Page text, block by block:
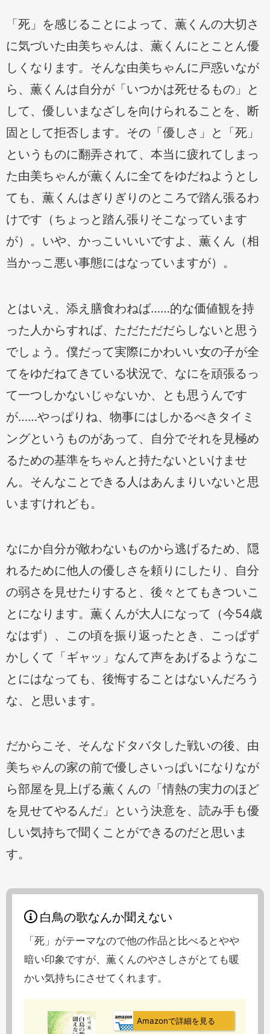
「死」を感じることによって、薫くんの大切さ
に気づいた由美ちゃんは、薫くんにとことん優
しくなります。そんな由美ちゃんに戸惑いなが
ら、薫くんは自分が「いつかは死せるもの」と
して、優しいまなざしを向けられることを、断
固として拒否します。その「優しさ」と「死」
というものに翻弄されて、本当に疲れてしまっ
た由美ちゃんが薫くんに全てをゆだねようとし
ても、薫くんはぎりぎりのところで踏ん張るわ
けです（ちょっと踏ん張りそこなっています
が）。いや、かっこいいいですよ、薫くん（相
当かっこ悪い事態にはなっていますが）。
とはいえ、添え膳食わねば……的な価値観を持
った人からすれば、ただただだらしないと思う
でしょう。僕だって実際にかわいい女の子が全
てをゆだねてきている状況で、なにを頑張るっ
て一つしかないじゃないか、とも思うんです
が……やっぱりね、物事にはしかるべきタイミ
ングというものがあって、自分でそれを見極め
るための基準をちゃんと持たないといけませ
ん。そんなことできる人はあんまりいないと思
いますけれども。
なにか自分が敵わないものから逃げるため、隠
れるために他人の優しさを頼りにしたり、自分
の弱さを見せたりすると、後々とてもきついこ
とになります。薫くんが大人になって（今54歳
なはず）、この頃を振り返ったとき、こっぱず
かしくて「ギャッ」なんて声をあげるようなこ
とにはなっても、後悔することはないんだろう
な、と思います。
だからこそ、そんなドタバタした戦いの後、由
美ちゃんの家の前で優しさいっぱいになりなが
ら部屋を見上げる薫くんの「情熱の実力のほど
を見せてやるんだ」という決意を、読み手も優
しい気持ちで聞くことができるのだと思いま
す。
白鳥の歌なんか聞えない
「死」がテーマなので他の作品と比べるとやや
暗い印象ですが、薫くんのやさしさがとても暖
かい気持ちにさせてくれます。
Amazonで詳細を見る